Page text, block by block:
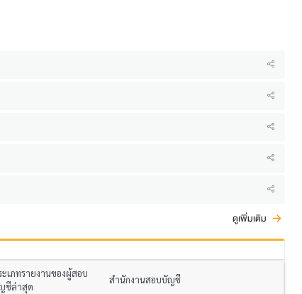
ดูเพิ่มเติม
ะเภทรายงานของผู้สอบ
ชีล่าสุด
สำนักงานสอบบัญชี